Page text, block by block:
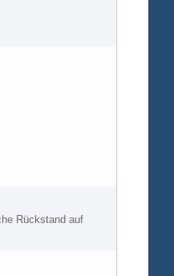
Rückstand auf